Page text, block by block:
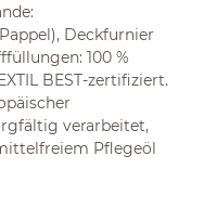
Deckfurnier
100 %
BEST-zertifiziert.
verarbeitet,
Pflegeöl